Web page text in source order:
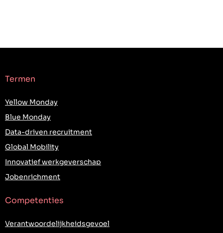
Termen
Yellow Monday
Blue Monday
Data-driven recruitment
Global Mobility
Innovatief werkgeverschap
Jobenrichment
Competenties
Verantwoordelijkheidsgevoel